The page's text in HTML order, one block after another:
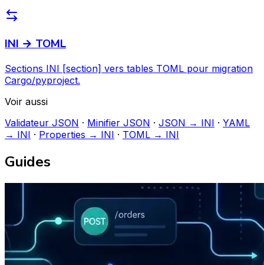
INI → TOML
Sections INI [section] vers tables TOML pour migration
Cargo/pyproject.
Voir aussi
Validateur JSON · Minifier JSON · JSON → INI · YAML
→ INI · Properties → INI · TOML → INI
Guides